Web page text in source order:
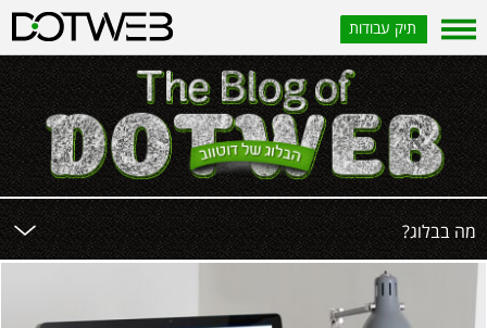
תיק עבודות
?מה בבלוג